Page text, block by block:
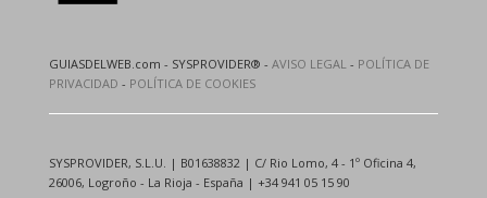
GUIASDELWEB.com - SYSPROVIDER® - AVISO LEGAL- POLÍTICA DE
PRIVACIDAD - POLÍTICA DE COOKIES
SYSPROVIDER, S.L.U. | B01638832 | C/ Rio Lomo, 4 - 1º Oficina 4,
26006, Logroño - La Rioja - España | +34 941 05 15 90